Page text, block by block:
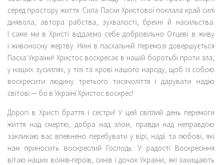
серед простору життя. Сила Пасхи Христової поклала край силі
диявола, автора рабства, зухвалості, брехні й насильства.
І саме ми в Христі віддаємо себе добровільно Отцеві в живу
і живоносну жертву. Нині в пасхальній перемозі довершується
Пасха України! Христос воскресає в нашій боротьбі проти зла,
у наших зусиллях, у тілі та крові нашого народу, щоб із собою
воскресити людину третього тисячоліття і дарувати надію
світові — бо в Україні Христос воскрес!
Дорогі в Христі браття і сестри! У цей світлий день перемоги
життя над смертю, добра над злом, правди над неправдою
закликаю вас впевнено перебувати у вірі, надії та любові, які
нам приносить воскреслий Господь. У радості Воскресіння
вітаю наших воїнів-героїв, синів і дочок України, які захищають